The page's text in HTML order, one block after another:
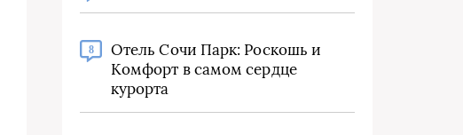
8
Отель Сочи Парк: Роскошь и
Комфорт в самом сердце
курорта